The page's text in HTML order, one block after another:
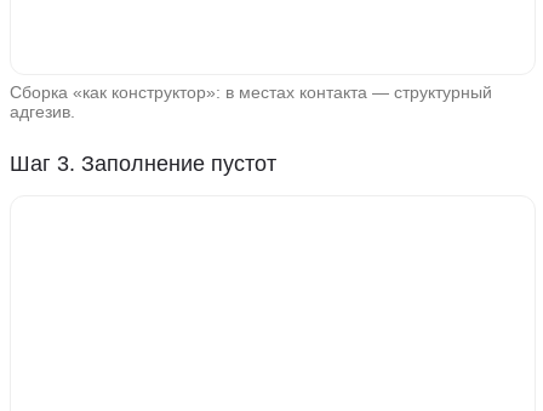
Сборка «как конструктор»: в местах контакта — структурный
адгезив.
Шаг 3. Заполнение пустот